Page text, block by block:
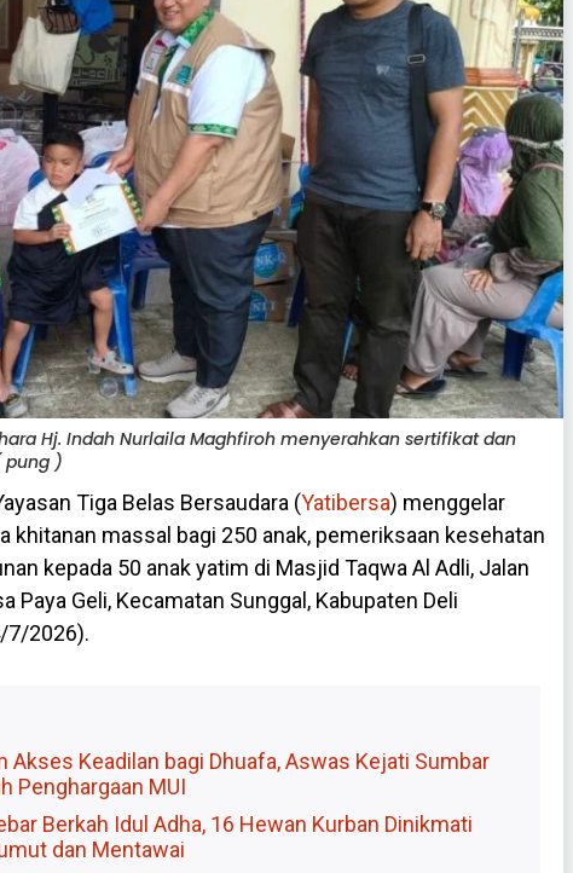
Hj. Indah Nurlaila Maghfiroh menyerahkan sertifikat dan
pung )
Tiga Belas Bersaudara (Yatibersa) menggelar
khitanan massal bagi 250 anak, pemeriksaan kesehatan
kepada 50 anak yatim di Masjid Taqwa Al Adli, Jalan
Paya Geli, Kecamatan Sunggal, Kabupaten Deli
7/2026).
Akses Keadilan bagi Dhuafa, Aswas Kejati Sumbar
Penghargaan MUI
Berkah Idul Adha, 16 Hewan Kurban Dinikmati
dan Mentawai